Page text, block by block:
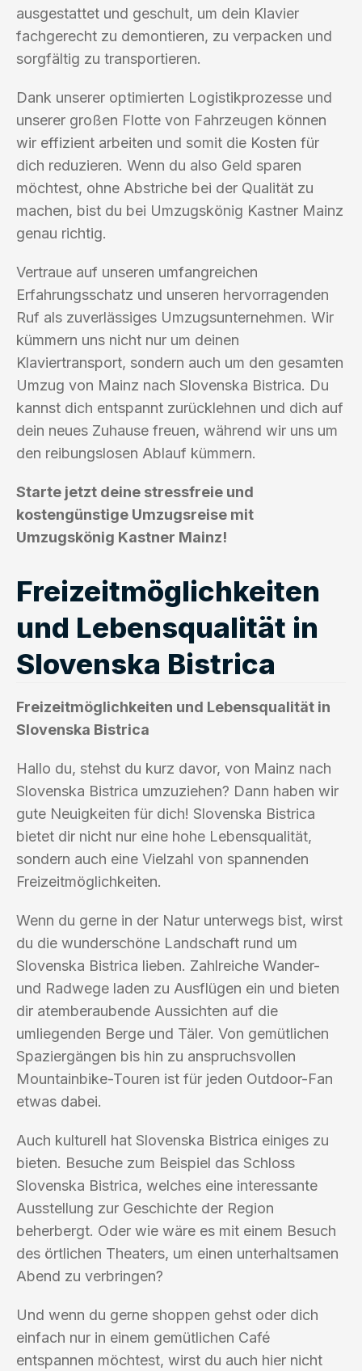
ausgestattet und geschult, um dein Klavier
fachgerecht zu demontieren, zu verpacken und
sorgfältig zu transportieren.
Dank unserer optimierten Logistikprozesse und
unserer großen Flotte von Fahrzeugen können
wir effizient arbeiten und somit die Kosten für
dich reduzieren. Wenn du also Geld sparen
möchtest, ohne Abstriche bei der Qualität zu
machen, bist du bei Umzugskönig Kastner Mainz
genau richtig.
Vertraue auf unseren umfangreichen
Erfahrungsschatz und unseren hervorragenden
Ruf als zuverlässiges Umzugsunternehmen. Wir
kümmern uns nicht nur um deinen
Klaviertransport, sondern auch um den gesamten
Umzug von Mainz nach Slovenska Bistrica. Du
kannst dich entspannt zurücklehnen und dich auf
dein neues Zuhause freuen, während wir uns um
den reibungslosen Ablauf kümmern.
Starte jetzt deine stressfreie und
kostengünstige Umzugsreise mit
Umzugskönig Kastner Mainz!
Freizeitmöglichkeiten
und Lebensqualität in
Slovenska Bistrica
Freizeitmöglichkeiten und Lebensqualität in
Slovenska Bistrica
Hallo du, stehst du kurz davor, von Mainz nach
Slovenska Bistrica umzuziehen? Dann haben wir
gute Neuigkeiten für dich! Slovenska Bistrica
bietet dir nicht nur eine hohe Lebensqualität,
sondern auch eine Vielzahl von spannenden
Freizeitmöglichkeiten.
Wenn du gerne in der Natur unterwegs bist, wirst
du die wunderschöne Landschaft rund um
Slovenska Bistrica lieben. Zahlreiche Wander-
und Radwege laden zu Ausflügen ein und bieten
dir atemberaubende Aussichten auf die
umliegenden Berge und Täler. Von gemütlichen
Spaziergängen bis hin zu anspruchsvollen
Mountainbike-Touren ist für jeden Outdoor-Fan
etwas dabei.
Auch kulturell hat Slovenska Bistrica einiges zu
bieten. Besuche zum Beispiel das Schloss
Slovenska Bistrica, welches eine interessante
Ausstellung zur Geschichte der Region
beherbergt. Oder wie wäre es mit einem Besuch
des örtlichen Theaters, um einen unterhaltsamen
Abend zu verbringen?
Und wenn du gerne shoppen gehst oder dich
einfach nur in einem gemütlichen Café
entspannen möchtest, wirst du auch hier nicht